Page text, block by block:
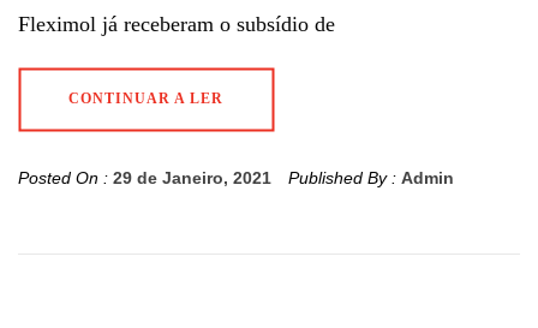
Fleximol já receberam o subsídio de
CONTINUAR A LER
Posted On : 29 de Janeiro, 2021 Published By : Admin